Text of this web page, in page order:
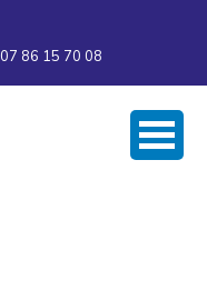
07 86 15 70 08